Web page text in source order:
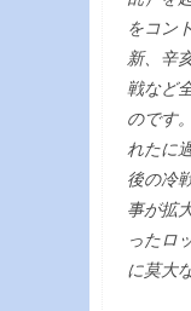
をコン
新、辛
戦など
のです
れたに
後の冷
事が拡
ったロ
に莫大